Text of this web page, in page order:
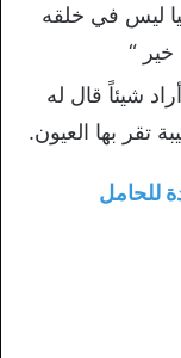
ليس في خلقه
خير “
شيئاً قال له
تقر بها العيون.
للحامل